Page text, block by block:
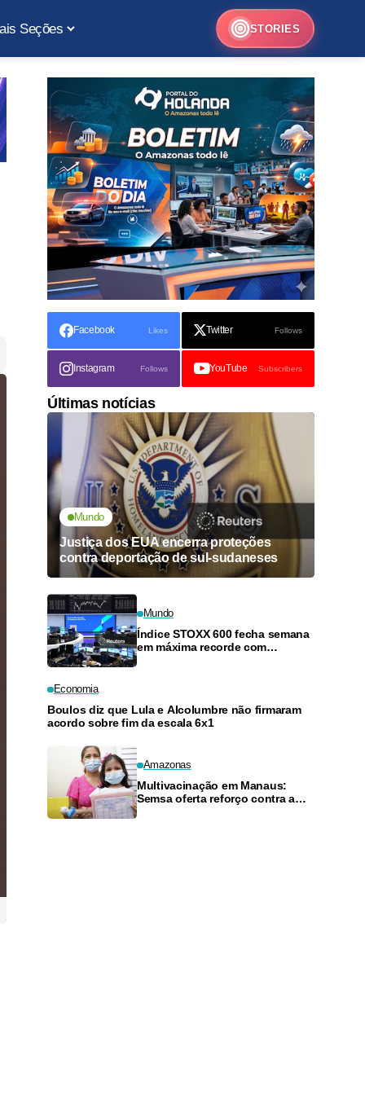
Seções STORIES
Facebook Likes Twitter Follows
Instagram Follows YouTube Subscribers
Últimas notícias
Mundo
Justiça dos EUA encerra proteções
contra deportação de sul-sudaneses
Mundo
Índice STOXX 600 fecha semana
em máxima recorde com
Economia
Boulos diz que Lula e Alcolumbre não firmaram
acordo sobre fim da escala 6x1
Amazonas
Multivacinação em Manaus:
Semsa oferta reforço contra a